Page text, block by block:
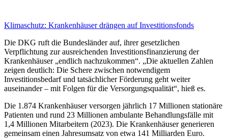
Klimaschutz: Krankenhäuser drängen auf Investitionsfonds
Die DKG ruft die Bundesländer auf, ihrer gesetzlichen
Verpflichtung zur ausreichenden Investitionsfinanzierung der
Krankenhäuser „endlich nachzukommen“. „Die aktuellen Zahlen
zeigen deutlich: Die Schere zwischen notwendigem
Investitionsbedarf und tatsächlicher Förderung geht weiter
auseinander – mit Folgen für die Versorgungsqualität“, hieß es.
Die 1.874 Krankenhäuser versorgen jährlich 17 Millionen stationäre
Patienten und rund 23 Millionen ambulante Behandlungsfälle mit
1,4 Millionen Mitarbeitern (2023). Die Krankenhäuser generieren
gemeinsam einen Jahresumsatz von etwa 141 Milliarden Euro.